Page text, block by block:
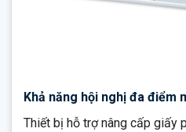
Khả năng hội nghị đa điểm
Thiết bị hỗ trợ nâng cấp giấy